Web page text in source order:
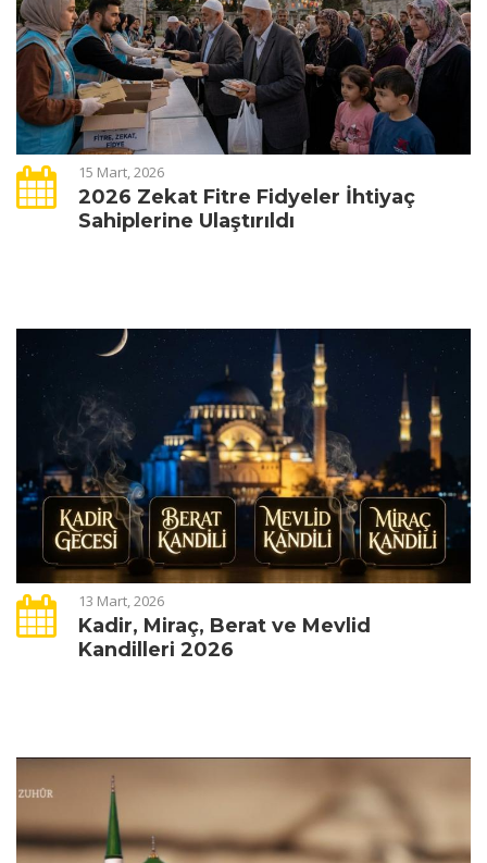
15 Mart, 2026
2026 Zekat Fitre Fidyeler İhtiyaç
Sahiplerine Ulaştırıldı
13 Mart, 2026
Kadir, Miraç, Berat ve Mevlid
Kandilleri 2026